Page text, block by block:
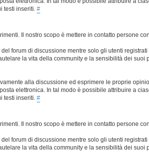
testi inseriti. #
Il nostro scopo è mettere in contatto persone
forum di discussione mentre solo gli utenti
la vita della community e la sensibilità dei suoi
alla discussione ed esprimere le proprie
elettronica. In tal modo è possibile attribuire a
testi inseriti. #
Il nostro scopo è mettere in contatto persone
forum di discussione mentre solo gli utenti
la vita della community e la sensibilità dei suoi